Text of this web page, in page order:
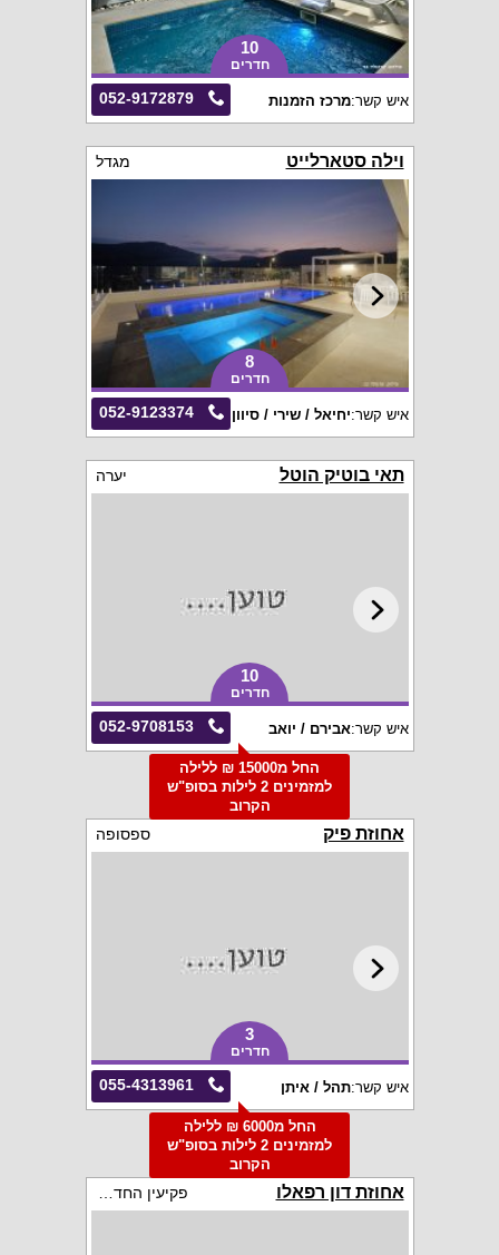
10
חדרים
052-9172879 איש קשר:מרכז הזמנות
וילה סטארלייט מגדל
8
חדרים
052-9123374 איש קשר:יחיאל / שירי / סיוון
תאי בוטיק הוטל יערה
10
חדרים
052-9708153 איש קשר:אבירם / יואב
החל מ15000 ₪ ללילה
למזמינים 2 לילות בסופ"ש
הקרוב
אחוזת פיק ספסופה
3
חדרים
055-4313961 איש קשר:תהל / איתן
החל מ6000 ₪ ללילה
למזמינים 2 לילות בסופ"ש
הקרוב
אחוזת דון רפאלו